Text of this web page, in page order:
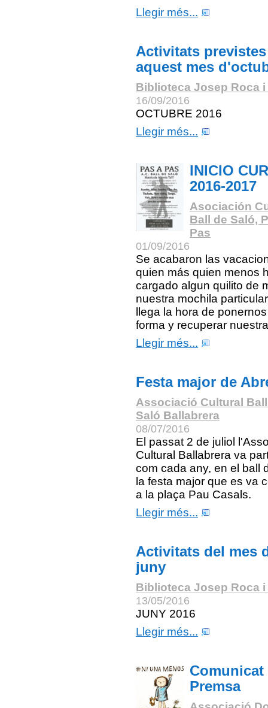
Llegir més...
Activitats
aquest mes
Biblioteca Josep Roca
16/09/2016
OCTUBRE 2016
Llegir més...
INICIO
2016-2017
Asociación
Ball de Saló,
Pas
01/09/2016
Se acabaron las
quien más quien menos
cargado algun quilito de
nuestra mochila
llega la hora de
forma y recuperar
Llegir més...
Festa major de
Associació Cultural
Saló Ballabrera
08/07/2016
El passat 2 de juliol
Cultural Ballabrera va
com cada any, en el ball
la festa major que es va
a la plaça Pau Casals.
Llegir més...
Activitats del mes
juny
Biblioteca Josep Roca
13/05/2016
JUNY 2016
Llegir més...
Comunicat
Premsa